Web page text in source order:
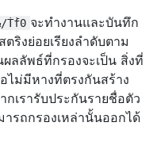
Ṫḟ0 จะทำงานและบันทึก
ตริงย่อยเรียงลำดับตาม
ลลัพธ์ที่กรองจะเป็น สิ่งที่
ไม่มีหางที่ตรงกันสร้าง
กเรารับประกันรายชื่อตัว
ารถกรองเหล่านั้นออกได้